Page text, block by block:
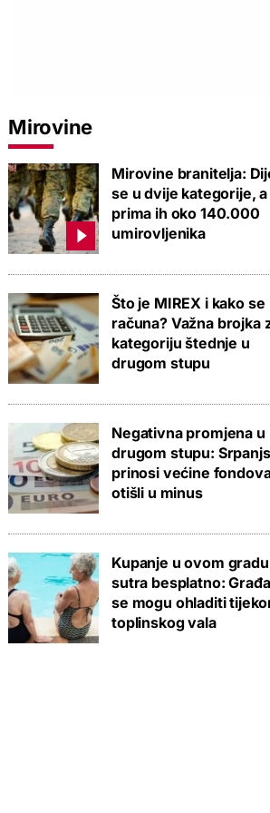
Mirovine
Mirovine branitelja:
se u dvije kategorije, a
prima ih oko 140.000
umirovljenika
Što je MIREX i kako se
računa? Važna brojka
kategoriju štednje u
drugom stupu
Negativna promjena u
drugom stupu:
prinosi većine
otišli u minus
Kupanje u ovom
sutra besplatno:
se mogu ohladiti
toplinskog vala